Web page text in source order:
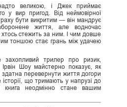
великою, і Джек приймає
у вир пригод. Від неймовірної
бути викритим — він мандрує
життя, але водночас
стежить за ним. І чим довше
тоншою стає грань між удачею
трилер про ризик,
Шоу майстерно показує, як
здатна перевернути життя догори
що тримають у напрузі до
книга неодмінно стане вашим